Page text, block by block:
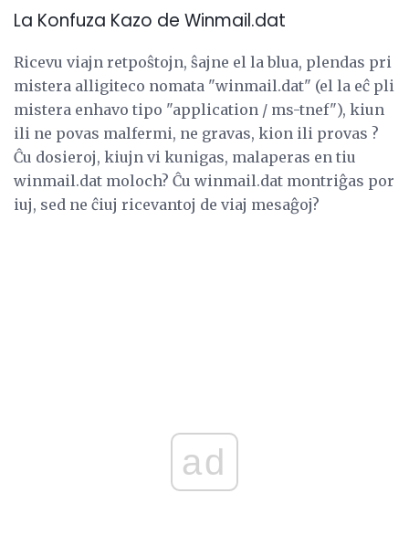
La Konfuza Kazo de Winmail.dat
Ricevu viajn retpoŝtojn, ŝajne el la blua, plendas pri
mistera alligiteco nomata "winmail.dat" (el la eĉ pli
mistera enhavo tipo "application / ms-tnef"), kiun
ili ne povas malfermi, ne gravas, kion ili provas ?
Ĉu dosieroj, kiujn vi kunigas, malaperas en tiu
winmail.dat moloch? Ĉu winmail.dat montriĝas por
iuj, sed ne ĉiuj ricevantoj de viaj mesaĝoj?
ad